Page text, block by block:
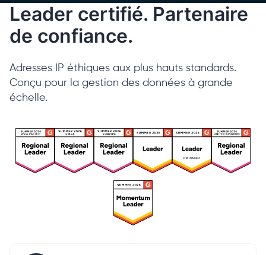
Leader certifié. Partenaire
de confiance.
Adresses IP éthiques aux plus hauts standards.
Conçu pour la gestion des données à grande
échelle.